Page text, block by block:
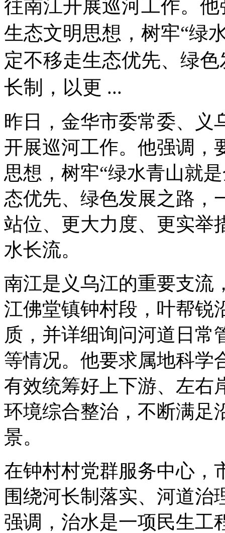
往南江开展巡河工作。
生态文明思想，树牢“绿
定不移走生态优先、绿
长制，以更 ...
昨日，金华市委常委、义
开展巡河工作。他强调，
思想，树牢“绿水青山就
态优先、绿色发展之路，
站位、更大力度、更实举
水长流。
南江是义乌江的重要支流
江佛堂镇钟村段，叶帮锐
质，并详细询问河道日常
等情况。他要求属地科学
有效统筹好上下游、左右
环境综合整治，不断满足
景。
在钟村村党群服务中心，
围绕河长制落实、河道治
强调，治水是一项民生工